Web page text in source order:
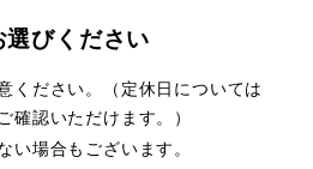
選びください
ください。（定休日については
確認いただけます。）
い場合もございます。